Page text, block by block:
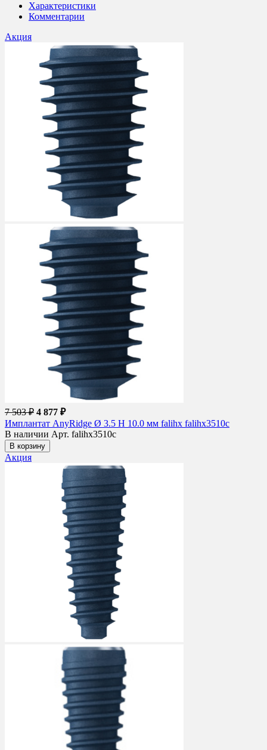
Характеристики
Комментарии
Акция
7 503 ₽ 4 877 ₽
Имплантат AnyRidge Ø 3.5 H 10.0 мм falihx falihx3510c
В наличии Арт. falihx3510c
В корзину
Акция